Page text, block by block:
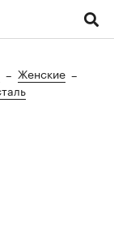
Женские